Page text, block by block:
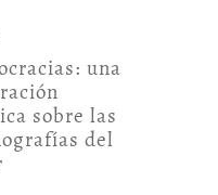
una
sobre las
del